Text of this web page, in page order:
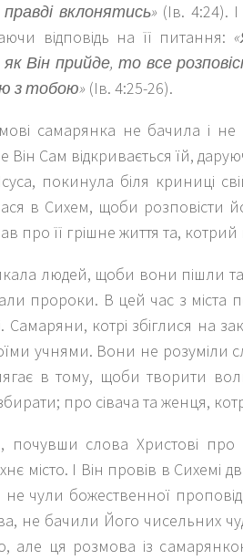
вклонятись»(Ів. 4:24).
відповідь на її питання:
Він прийде, то все
з тобою» (Ів. 4:25-26).
самарянка не бачила і
Він Сам відкривається їй,
покинула біля криниці
в Сихем, щоби розповісти
про її грішне життя та,
людей, щоби вони пішли
пророки. В цей час з міста
Самаряни, котрі збіглися на
учнями. Вони не розуміли
в тому, щоби творити
про сівача та женця,
почувши слова Христові
місто. І Він провів в
чули божественної
не бачили Його чисельних
але ця розмова із